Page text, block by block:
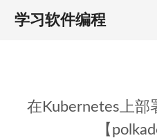
学习软件编程
在Kubernetes上部
【